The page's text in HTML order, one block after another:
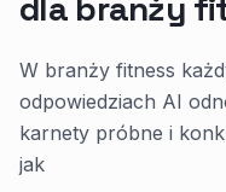
W branży fitness
odpowiedziach AI
karnety próbne i
jak